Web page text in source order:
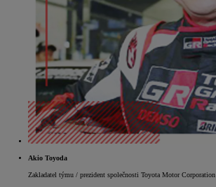
Akio Toyoda
Zakladatel týmu / prezident společnosti Toyota Motor Corporation